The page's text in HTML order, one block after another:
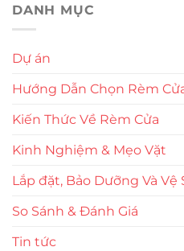
DANH MỤC
Dự án
Hướng Dẫn Chọn Rèm
Kiến Thức Về Rèm Cửa
Kinh Nghiệm & Mẹo Vặt
Lắp đặt, Bảo Dưỡng Và Vệ
So Sánh & Đánh Giá
Tin tức